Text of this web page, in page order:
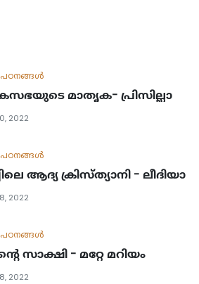
മാതൃക- പ്രിസില്ലാ
2022
ആദ്യ ക്രിസ്ത്യാനി - ലീദിയാ
2022
സാക്ഷി - മറ്റേ മറിയം
2022